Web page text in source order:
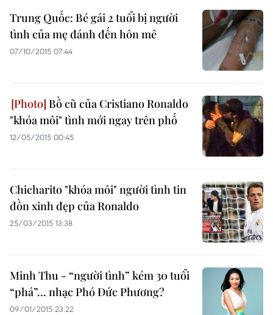
Trung Quốc: Bé gái 2 tuổi bị người
tình của mẹ đánh đến hôn mê
07/10/2015 07:44
Bồ cũ của Cristiano Ronaldo
"khóa môi" tình mới ngay trên phố
12/05/2015 00:45
Chicharito "khóa môi" người tình tin
đồn xinh đẹp của Ronaldo
25/03/2015 13:38
Minh Thu - “người tình” kém 30 tuổi
“phá”… nhạc Phó Đức Phương?
09/01/2015 23:22